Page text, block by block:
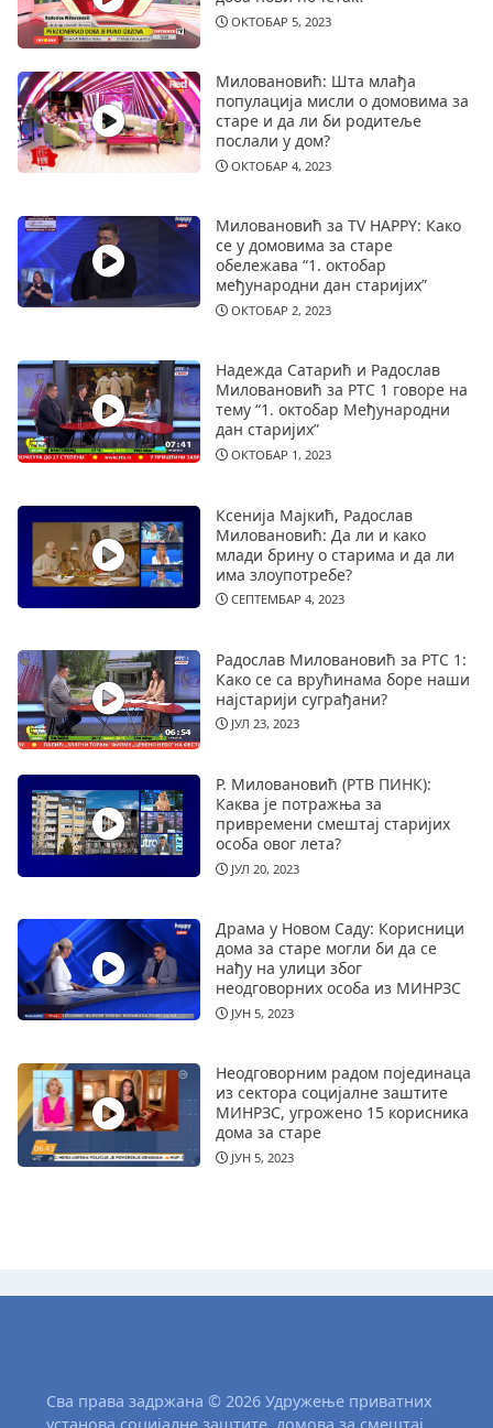
ОКТОБАР 5, 2023
Миловановић: Шта млађа
популација мисли о домовима за
старе и да ли би родитеље
послали у дом?
ОКТОБАР 4, 2023
Миловановић за TV HAPPY: Како
се у домовима за старе
обележава “1. октобар
међународни дан старијих”
ОКТОБАР 2, 2023
Надежда Сатарић и Радослав
Миловановић за РТС 1 говоре на
тему “1. октобар Међународни
дан старијих”
ОКТОБАР 1, 2023
Ксенија Мајкић, Радослав
Миловановић: Да ли и како
млади брину о старима и да ли
има злоупотребе?
СЕПТЕМБАР 4, 2023
Радослав Миловановић за РТС 1:
Како се са врућинама боре наши
најстарији суграђани?
ЈУЛ 23, 2023
Р. Миловановић (РТВ ПИНК):
Каква је потражња за
привремени смештај старијих
особа овог лета?
ЈУЛ 20, 2023
Драма у Новом Саду: Корисници
дома за старе могли би да се
нађу на улици због
неодговорних особа из МИНРЗС
ЈУН 5, 2023
Неодговорним радом појединаца
из сектора социјалне заштите
МИНРЗС, угрожено 15 корисника
дома за старе
ЈУН 5, 2023
Сва права задржана © 2026 Удружење приватних